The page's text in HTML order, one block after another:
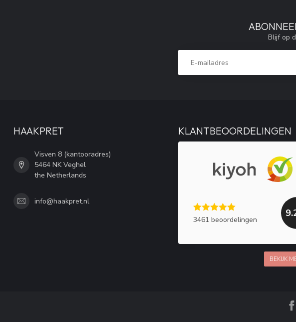
Blijf op
HAAKPRET
Visven 8 (kantooradres)
5464 NK Veghel
the Netherlands
info@haakpret.nl
KLANTBEOORDELINGEN
3461 beoordelingen
BEKIJK